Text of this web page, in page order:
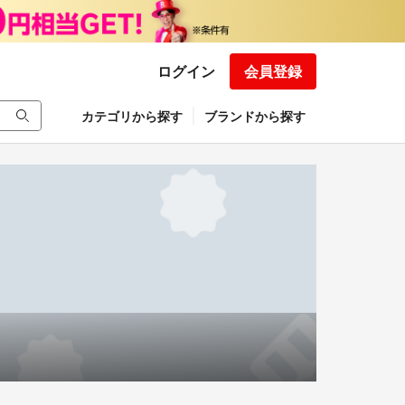
ログイン 会員登録
カテゴリから探す ブランドから探す